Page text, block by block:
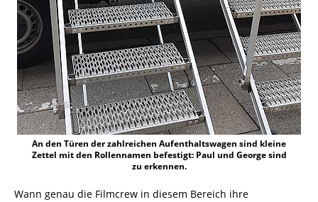
An den Türen der zahlreichen Aufenthaltswagen sind kleine
Zettel mit den Rollennamen befestigt: Paul und George sind
zu erkennen.
Wann genau die Filmcrew in diesem Bereich ihre